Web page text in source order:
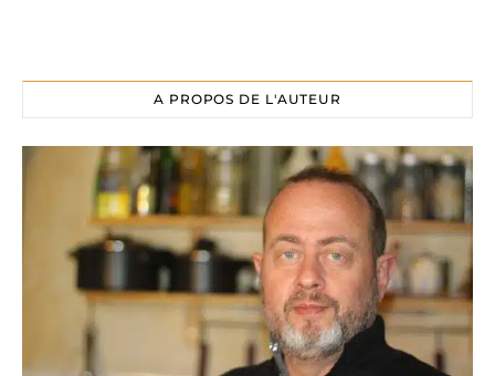
A PROPOS DE L'AUTEUR